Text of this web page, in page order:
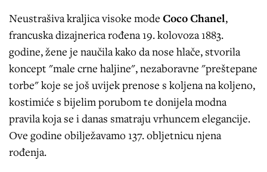
Neustrašiva kraljica visoke mode Coco Chanel,
francuska dizajnerica rođena 19. kolovoza 1883.
godine, žene je naučila kako da nose hlače, stvorila
koncept "male crne haljine", nezaboravne "preštepane
torbe" koje se još uvijek prenose s koljena na koljeno,
kostimiće s bijelim porubom te donijela modna
pravila koja se i danas smatraju vrhuncem elegancije.
Ove godine obilježavamo 137. obljetnicu njena
rođenja.